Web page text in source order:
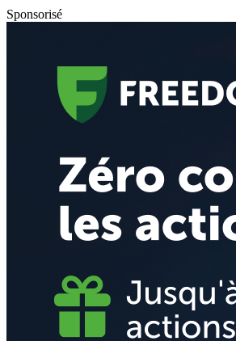
Sponsorisé